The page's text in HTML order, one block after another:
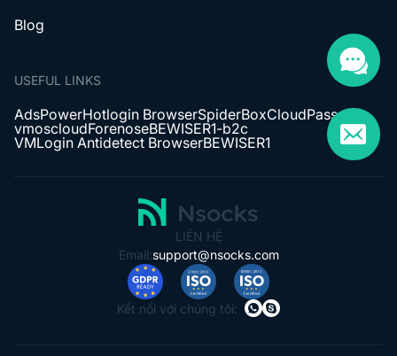
Blog
USEFUL LINKS
AdsPowerHotlogin BrowserSpiderBoxCloudPass
vmoscloudForenoseBEWISER1-b2c
VMLogin Antidetect BrowserBEWISER1
LIÊN HỆ
Email:support@nsocks.com
Kết nối với chúng tôi: